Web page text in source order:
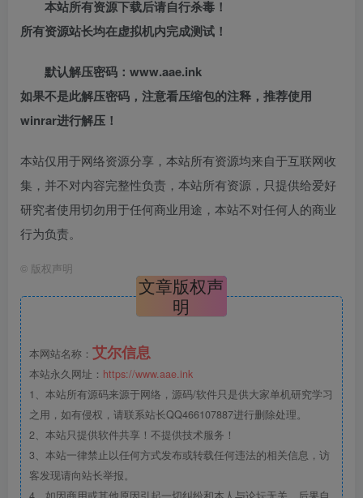
本站所有资源下载后请自行杀毒！
所有资源站长均在虚拟机内完成测试！
默认解压密码：www.aae.ink
如果不是此解压密码，注意看压缩包的注释，推荐使用
winrar进行解压！
本站仅用于网络资源分享，本站所有资源均来自于互联网收
集，并不对内容完整性负责，本站所有资源，只提供给爱好
研究者使用切勿用于任何商业用途，本站不对任何人的商业
行为负责。
© 版权声明
文章版权声
明
本网站名称： 艾尔信息
本站永久网址： https://www.aae.ink
1、本站所有源码来源于网络，源码/软件只是供大家单机研究学习
之用，如有侵权，请联系站长QQ466107887进行删除处理。
2、本站只提供软件共享！不提供技术服务！
3、本站一律禁止以任何方式发布或转载任何违法的相关信息，访
客发现请向站长举报。